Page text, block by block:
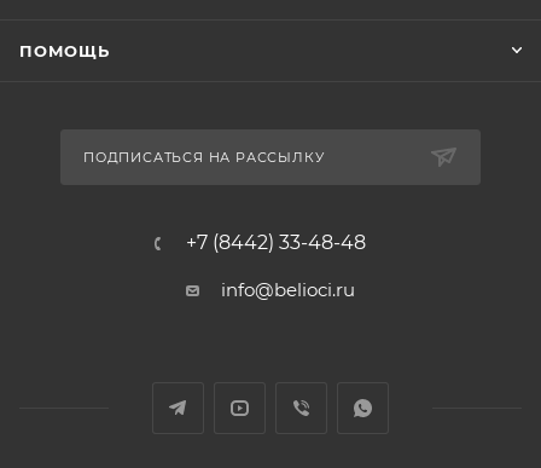
ПОМОЩЬ
ПОДПИСАТЬСЯ НА РАССЫЛКУ
+7 (8442) 33-48-48
info@belioci.ru